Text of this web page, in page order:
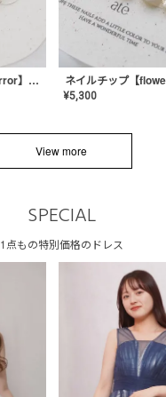
ネイルチップ【wave mirror】AE-CONA-04
¥5,300
View more
SPECIAL
1点もの特別価格のドレス